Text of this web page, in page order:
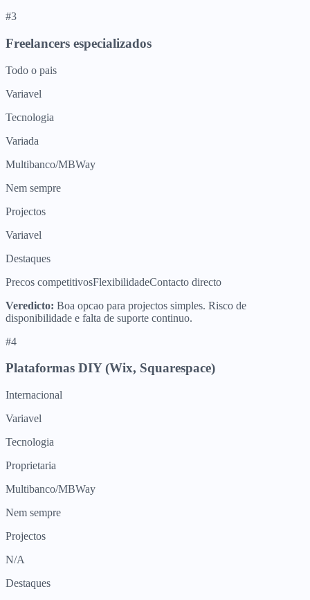
#3
Freelancers especializados
Todo o pais
Variavel
Tecnologia
Variada
Multibanco/MBWay
Nem sempre
Projectos
Variavel
Destaques
Precos competitivosFlexibilidadeContacto directo
Veredicto: Boa opcao para projectos simples. Risco de
disponibilidade e falta de suporte continuo.
#4
Plataformas DIY (Wix, Squarespace)
Internacional
Variavel
Tecnologia
Proprietaria
Multibanco/MBWay
Nem sempre
Projectos
N/A
Destaques